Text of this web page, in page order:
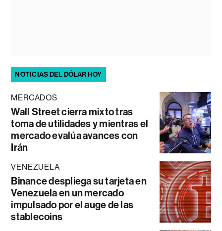
NOTICIAS DEL DÓLAR HOY
MERCADOS
Wall Street cierra mixto tras
toma de utilidades y mientras el
mercado evalúa avances con
Irán
VENEZUELA
Binance despliega su tarjeta en
Venezuela en un mercado
impulsado por el auge de las
stablecoins